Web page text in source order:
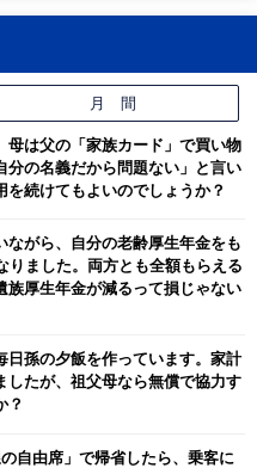
月 間
母は父の「家族カード」で買い物
分の名義だから問題ない」と言い
を続けてもよいのでしょうか？
ながら、自分の老齢厚生年金をも
りました。両方とも全額もらえる
族厚生年金が減るって損じゃない
日孫の夕飯を作っています。家計
したが、祖父母なら無償で協力す
？
自由席」で帰省したら、乗客に